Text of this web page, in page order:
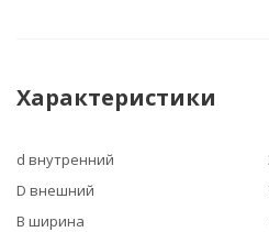
Характеристики
d внутренний
D внешний
B ширина